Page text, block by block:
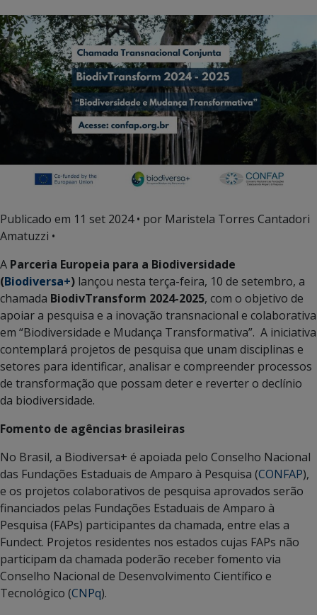
Publicado em 11 set 2024• por Maristela Torres Cantadori
Amatuzzi •
A Parceria Europeia para a Biodiversidade
(Biodiversa+) lançou nesta terça-feira, 10 de setembro, a
chamada BiodivTransform 2024-2025, com o objetivo de
apoiar a pesquisa e a inovação transnacional e colaborativa
em “Biodiversidade e Mudança Transformativa”. A iniciativa
contemplará projetos de pesquisa que unam disciplinas e
setores para identificar, analisar e compreender processos
de transformação que possam deter e reverter o declínio
da biodiversidade.
Fomento de agências brasileiras
No Brasil, a Biodiversa+ é apoiada pelo Conselho Nacional
das Fundações Estaduais de Amparo à Pesquisa (CONFAP),
e os projetos colaborativos de pesquisa aprovados serão
financiados pelas Fundações Estaduais de Amparo à
Pesquisa (FAPs) participantes da chamada, entre elas a
Fundect. Projetos residentes nos estados cujas FAPs não
participam da chamada poderão receber fomento via
Conselho Nacional de Desenvolvimento Científico e
Tecnológico (CNPq).